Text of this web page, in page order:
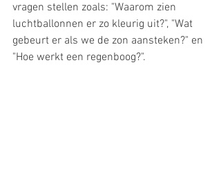
vragen stellen zoals: "Waarom zien
luchtballonnen er zo kleurig uit?", "Wat
gebeurt er als we de zon aansteken?" en
"Hoe werkt een regenboog?".